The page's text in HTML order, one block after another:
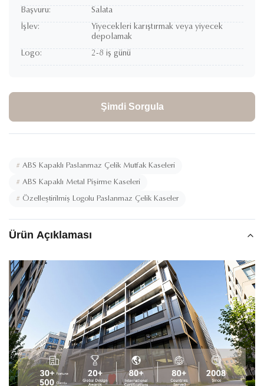
Başvuru:
Salata
İşlev:
Yiyecekleri karıştırmak veya yiyecek
depolamak
Logo:
2-8 iş günü
Şimdi Sorgula
# ABS Kapaklı Paslanmaz Çelik Mutfak Kaseleri
# ABS Kapaklı Metal Pişirme Kaseleri
# Özelleştirilmiş Logolu Paslanmaz Çelik Kaseler
Ürün Açıklaması